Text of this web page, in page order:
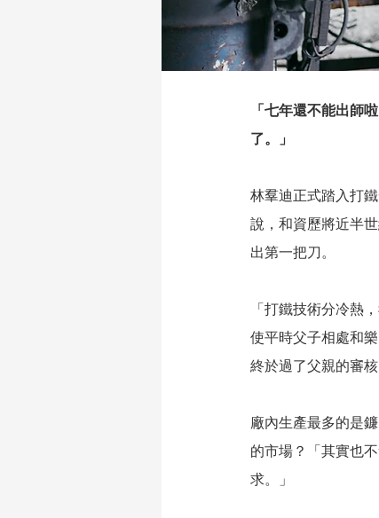
「七年還不能出師
了。」
林羣迪正式踏入打
說，和資歷將近半
出第一把刀。
「打鐵技術分冷熱
使平時父子相處和
終於過了父親的審核
廠內生產最多的是
的市場？「其實也
求。」